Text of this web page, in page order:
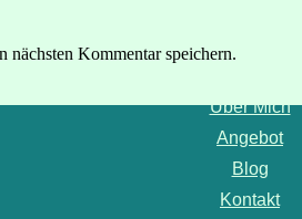
Kommentar speichern.
Über Mich
Angebot
Blog
Kontakt